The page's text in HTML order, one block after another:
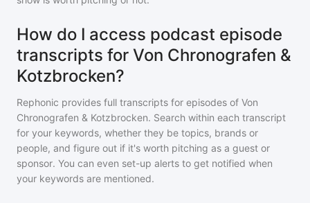
How do I access podcast episode
transcripts for Von Chronografen &
Kotzbrocken?
Rephonic provides full transcripts for episodes of Von
Chronografen & Kotzbrocken. Search within each transcript
for your keywords, whether they be topics, brands or
people, and figure out if it's worth pitching as a guest or
sponsor. You can even set-up alerts to get notified when
your keywords are mentioned.